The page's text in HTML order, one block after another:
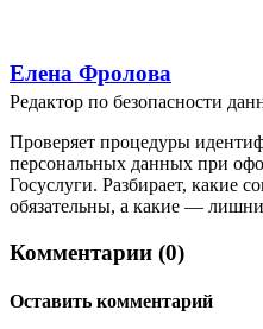
Елена Фролова
Редактор по безопасности
Проверяет процедуры
персональных данных при
Госуслуги. Разбирает, какие
обязательны, а какие —
Комментарии (0)
Оставить комментарий